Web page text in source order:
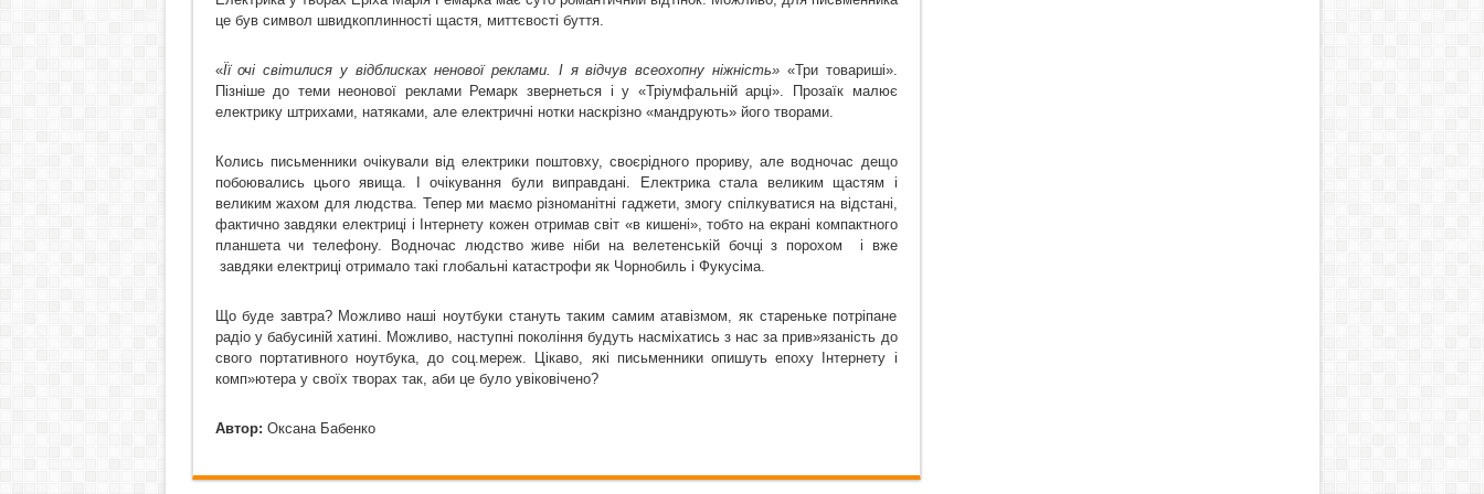
це був символ швидкоплинності щастя, миттєвості буття.
«Її очі світилися у відблисках ненової реклами. І я відчув всеохопну ніжність» «Три товариші».
Пізніше до теми неонової реклами Ремарк звернеться і у «Тріумфальній арці». Прозаїк малює
електрику штрихами, натяками, але електричні нотки наскрізно «мандрують» його творами.
Колись письменники очікували від електрики поштовху, своєрідного прориву, але водночас дещо
побоювались цього явища. І очікування були виправдані. Електрика стала великим щастям і
великим жахом для людства. Тепер ми маємо різноманітні гаджети, змогу спілкуватися на відстані,
фактично завдяки електриці і Інтернету кожен отримав світ «в кишені», тобто на екрані компактного
планшета чи телефону. Водночас людство живе ніби на велетенській бочці з порохом
і вже
завдяки електриці отримало такі глобальні катастрофи як Чорнобиль і Фукусіма.
Що буде завтра? Можливо наші ноутбуки стануть таким самим атавізмом, як стареньке потріпане
радіо у бабусиній хатині. Можливо, наступні покоління будуть насміхатись з нас за прив»язаність до
свого портативного ноутбука, до соц.мереж. Цікаво, які письменники опишуть епоху Інтернету і
комп»ютера у своїх творах так, аби це було увіковічено?
Автор: Оксана Бабенко